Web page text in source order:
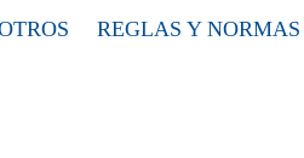
REGLAS Y NORMAS